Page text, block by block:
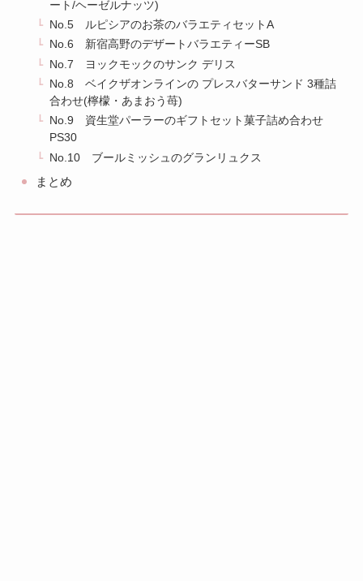
ート/ヘーゼルナッツ)
No.5 ルピシアのお茶のバラエティセットA
No.6 新宿高野のデザートバラエティーSB
No.7 ヨックモックのサンク デリス
No.8 ベイクザオンラインの プレスバターサンド 3種詰
合わせ(檸檬・あまおう苺)
No.9 資生堂パーラーのギフトセット菓子詰め合わせ
PS30
No.10 ブールミッシュのグランリュクス
まとめ